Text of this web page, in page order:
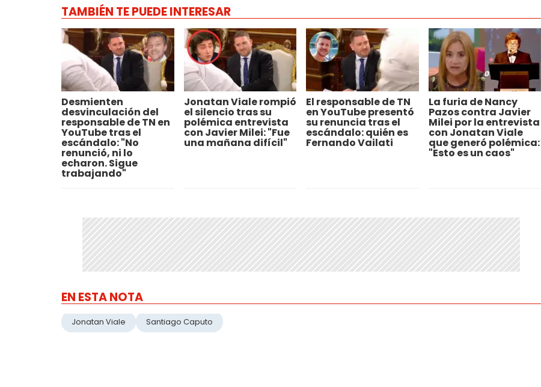
TAMBIÉN TE PUEDE INTERESAR
Desmienten
desvinculación del
responsable de TN en
YouTube tras el
escándalo: "No
renunció, ni lo
echaron. Sigue
trabajando"
Jonatan Viale rompió
el silencio tras su
polémica entrevista
con Javier Milei: "Fue
una mañana difícil"
El responsable de TN
en YouTube presentó
su renuncia tras el
escándalo: quién es
Fernando Vailati
La furia de Nancy
Pazos contra Javier
Milei por la entrevista
con Jonatan Viale
que generó polémica:
"Esto es un caos"
EN ESTA NOTA
Jonatan Viale Santiago Caputo